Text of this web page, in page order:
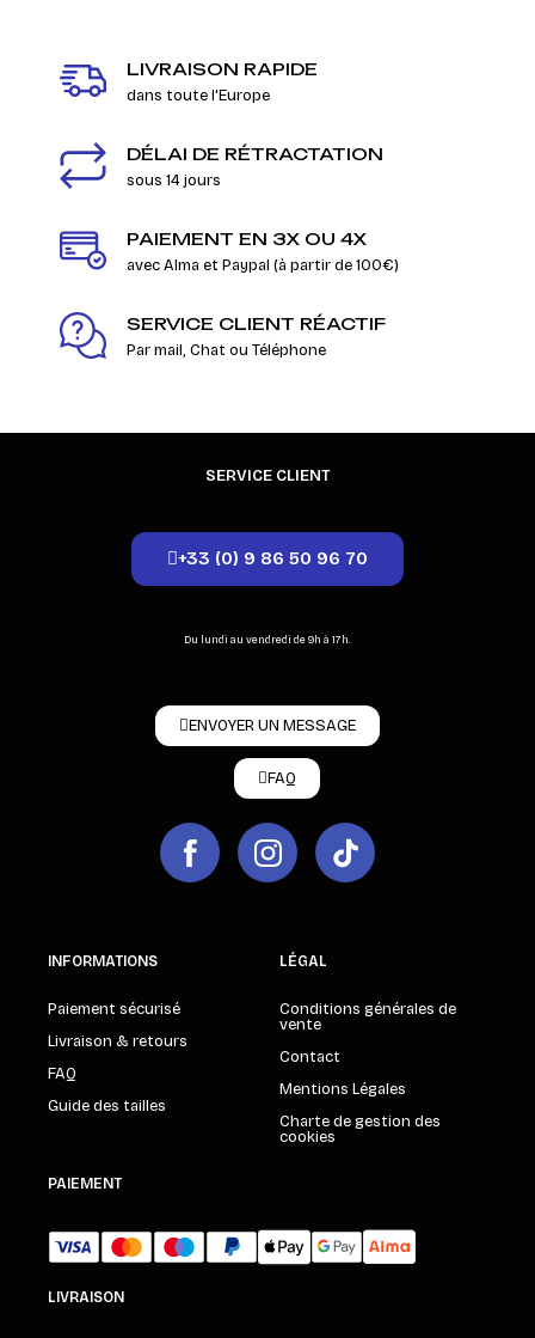
LIVRAISON RAPIDE
dans toute l'Europe
DÉLAI DE RÉTRACTATION
sous 14 jours
PAIEMENT EN 3X OU 4X
avec Alma et Paypal (à partir de 100€)
SERVICE CLIENT RÉACTIF
Par mail, Chat ou Téléphone
SERVICE CLIENT
+33 (0) 9 86 50 96 70
Du lundi au vendredi de 9h à 17h.
ENVOYER UN MESSAGE
FAQ
INFORMATIONS
Paiement sécurisé
Livraison & retours
FAQ
Guide des tailles
LÉGAL
Conditions générales de
vente
Contact
Mentions Légales
Charte de gestion des
cookies
PAIEMENT
LIVRAISON